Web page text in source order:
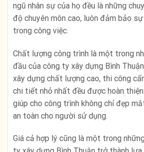
ngũ nhân sự của họ đều là những
độ chuyên môn cao, luôn đảm bảo
trong công việc.
Chất lượng công trình là một trong
đầu của công ty xây dựng Bình
xây dựng chất lượng cao, thi công
chi tiết nhỏ nhất đều được hoàn
giúp cho công trình không chỉ đẹp
an toàn cho người sử dụng.
Giá cả hợp lý cũng là một trong